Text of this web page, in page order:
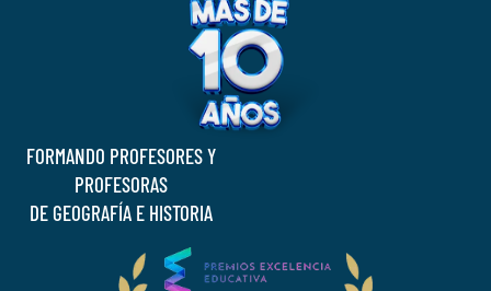
FORMANDO PROFESORES Y
PROFESORAS
DE GEOGRAFÍA E HISTORIA